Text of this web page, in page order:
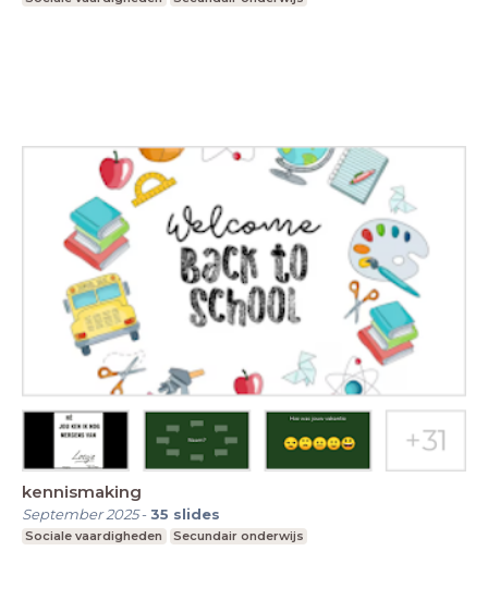
kennismaking
September 2025-35 slides
Sociale vaardigheden Secundair onderwijs